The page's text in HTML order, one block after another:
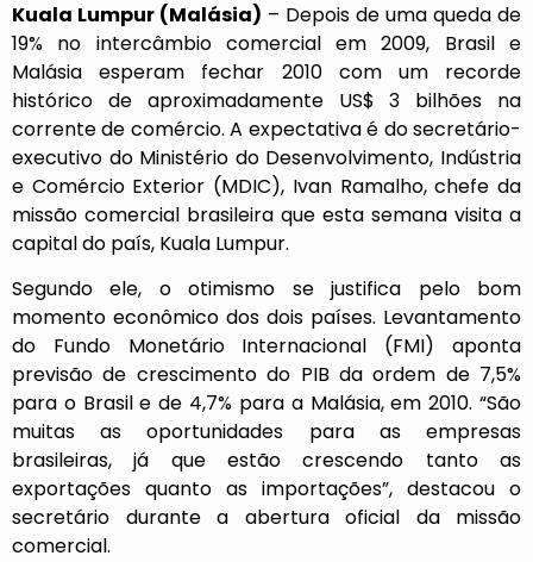
Kuala Lumpur (Malásia) – Depois de uma queda de
19% no intercâmbio comercial em 2009, Brasil e
Malásia esperam fechar 2010 com um recorde
histórico de aproximadamente US$ 3 bilhões na
corrente de comércio. A expectativa é do secretário-
executivo do Ministério do Desenvolvimento, Indústria
e Comércio Exterior (MDIC), Ivan Ramalho, chefe da
missão comercial brasileira que esta semana visita a
capital do país, Kuala Lumpur.
Segundo ele, o otimismo se justifica pelo bom
momento econômico dos dois países. Levantamento
do Fundo Monetário Internacional (FMI) aponta
previsão de crescimento do PIB da ordem de 7,5%
para o Brasil e de 4,7% para a Malásia, em 2010. “São
muitas as oportunidades para as empresas
brasileiras, já que estão crescendo tanto as
exportações quanto as importações”, destacou o
secretário durante a abertura oficial da missão
comercial.